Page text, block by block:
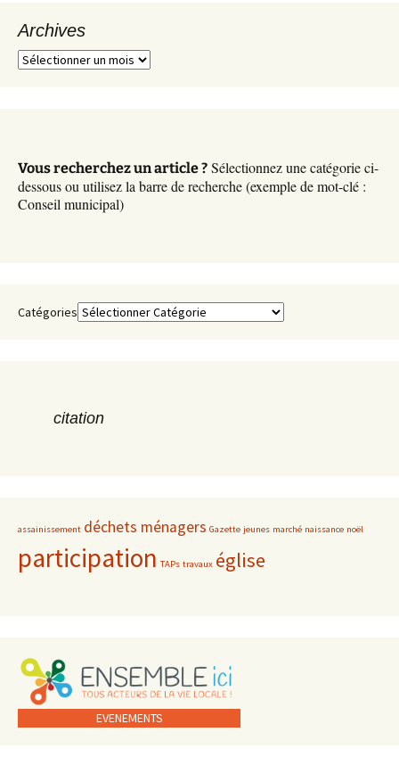
Archives
A
e
s
Vous recherchez un article ? Sélectionnez une catégorie ci-
dessous ou utilisez la barre de recherche (exemple de mot-clé :
Conseil municipal)
Catégories
citation
assainissement déchets ménagers Gazette jeunes marché naissance noël
participation TAPs travaux église
EVENEMENTS